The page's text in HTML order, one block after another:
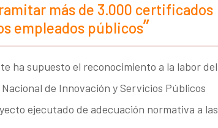
más de 3.000 certificados
empleados públicos
ha supuesto el reconocimiento a la labor del
de Innovación y Servicios Públicos
ejecutado de adecuación normativa a las